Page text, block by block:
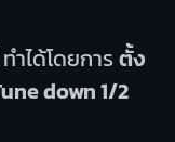
ำได้โดยการตั้ง
down 1/2